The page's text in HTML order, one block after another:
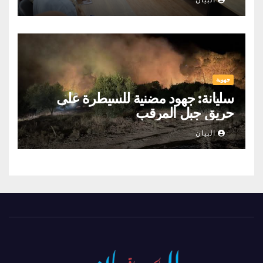
جهوية
سليانة: جهود مضنية للسيطرة على
حريق جبل المرقب
البيان